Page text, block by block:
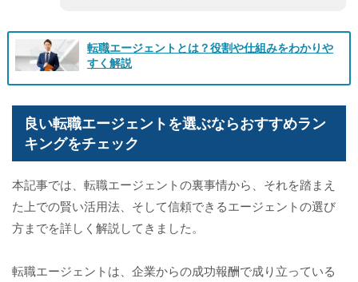
転職エージェントとは？役割や仕組みをわかりや
すく解説
良い転職エージェントを選ぶならおすすめラン
キングをチェック
本記事では、転職エージェントの裏事情から、それを踏まえ
た上での賢い活用法、そして信頼できるエージェントの選び
方までを詳しく解説してきました。
転職エージェントは、企業からの成功報酬で成り立っている